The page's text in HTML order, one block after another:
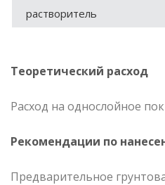
растворитель
Теоретический расход
Расход на однослойное
Рекомендации по
Предварительное